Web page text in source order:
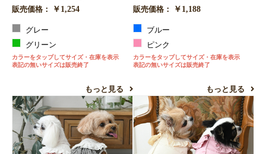
販売価格：
￥1,254
グレー
グリーン
カラーをタップしてサイズ・在庫を表示
表記の無いサイズは販売終了
もっと見る
販売価格：
￥1,188
ブルー
ピンク
カラーをタップしてサイズ・在庫を表示
表記の無いサイズは販売終了
もっと見る